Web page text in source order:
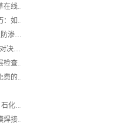
从阻隔渗透到抗老化，复合樱花草在线社区膜如何破解复杂环境施工难题？
樱花草在线社区膜铺设的隐藏技巧：如何避免90%的漏水隐患？
基层处理+防渗毯铺设：打造顶级防渗效果的秘诀！
垂直 vs 水平！水池防渗方案终极对决，答案让人大跌眼镜
樱花草在线免费施工前必看：基层检查、环境评估、材料准备攻略！
会呼吸的防水材料！樱花草在线免费的智能自修复机制大揭秘
HDPE樱花草在线社区膜：化工、石化、油田领域的“全能防护盾”
暴雨季施工必备：高温环境防渗膜焊接安全操作手